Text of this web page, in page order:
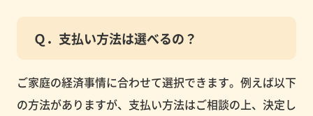
Ｑ．支払い方法は選べるの？
ご家庭の経済事情に合わせて選択できます。例えば以下
の方法がありますが、支払い方法はご相談の上、決定し